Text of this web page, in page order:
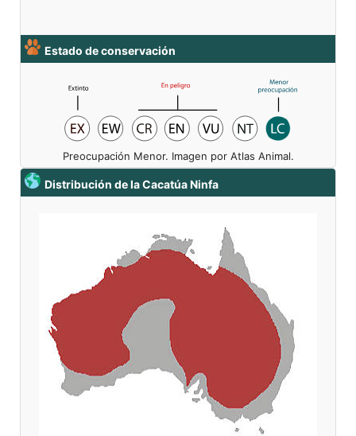
Estado de conservación
Preocupación Menor. Imagen por Atlas Animal.
Distribución de la Cacatúa Ninfa